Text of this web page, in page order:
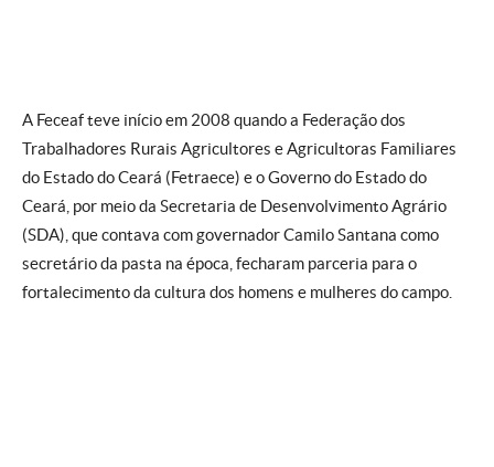
A Feceaf teve início em 2008 quando a Federação dos
Trabalhadores Rurais Agricultores e Agricultoras Familiares
do Estado do Ceará (Fetraece) e o Governo do Estado do
Ceará, por meio da Secretaria de Desenvolvimento Agrário
(SDA), que contava com governador Camilo Santana como
secretário da pasta na época, fecharam parceria para o
fortalecimento da cultura dos homens e mulheres do campo.